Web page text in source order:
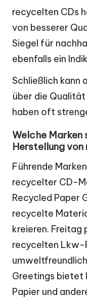
recycelten CDs
von besserer
Siegel für
ebenfalls ein
Schließlich kann
über die
haben oft
Welche Marken
Herstellung
Führende
recycelter CD-
Recycled Paper
recycelte
kreieren. Freitag
recycelten Lkw-
Greetings bietet
Papier und